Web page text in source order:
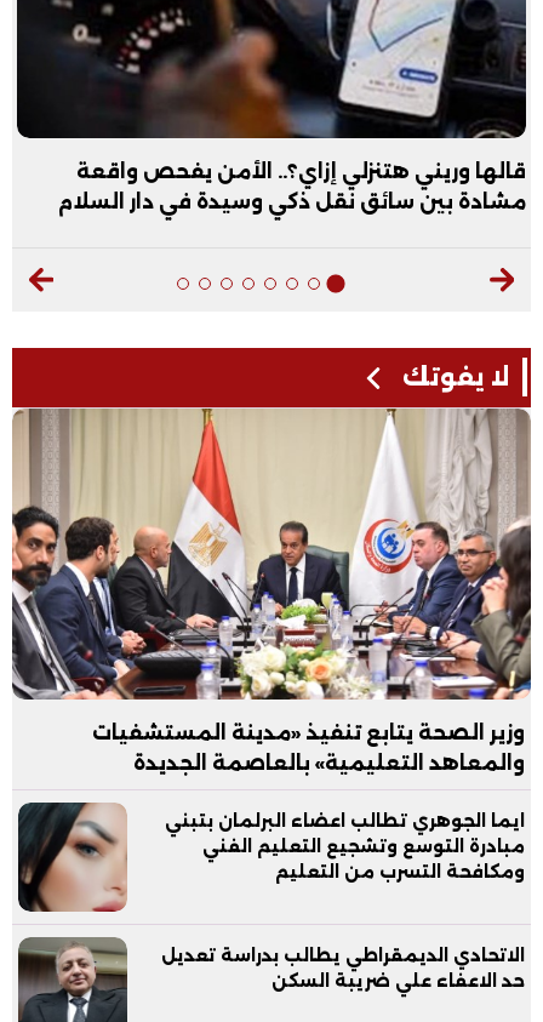
قالها وريني هتنزلي إزاي؟.. الأمن يفحص واقعة
مشادة بين سائق نقل ذكي وسيدة في دار السلام
لا يفوتك
وزير الصحة يتابع تنفيذ «مدينة المستشفيات
والمعاهد التعليمية» بالعاصمة الجديدة
ايما الجوهري تطالب اعضاء البرلمان بتبني
مبادرة التوسع وتشجيع التعليم الفني
ومكافحة التسرب من التعليم
الاتحادي الديمقراطي يطالب بدراسة تعديل
حد الاعفاء علي ضريبة السكن